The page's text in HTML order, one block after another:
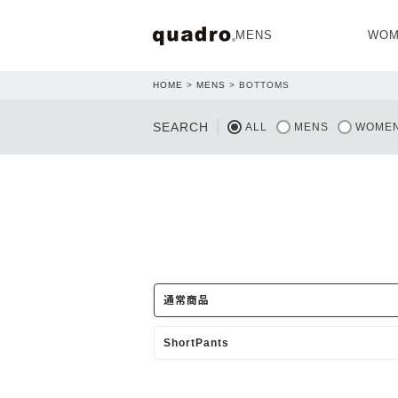
MENS
HOME MENS BOTTOMS
SEARCH ALL MENS
通常商品
ShortPants